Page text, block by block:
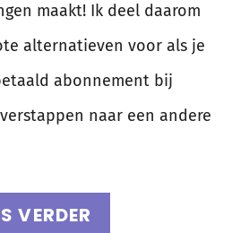
maakt! Ik deel daarom
alternatieven voor als je
abonnement bij
naar een andere
VERDER